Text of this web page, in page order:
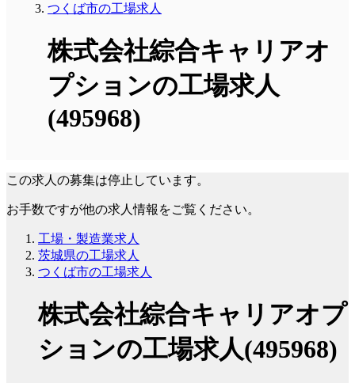
つくば市の工場求人
株式会社綜合キャリアオ
プションの工場求人
(495968)
この求人の募集は停止しています。
お手数ですが他の求人情報をご覧ください。
工場・製造業求人
茨城県の工場求人
つくば市の工場求人
株式会社綜合キャリアオプ
ションの工場求人(495968)